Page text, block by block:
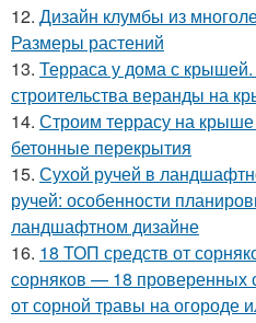
12. Дизайн клумбы из
Размеры растений
13. Терраса у дома с
строительства веранды на
14. Строим террасу на
бетонные перекрытия
15. Сухой ручей в
ручей: особенности
ландшафтном дизайне
16. 18 ТОП средств от
сорняков — 18 проверенных
от сорной травы на огороде